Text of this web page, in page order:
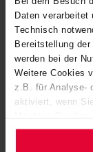
Daten verarbeitet
Technisch
Bereitstellung
werden bei der
Weitere Cookies
z.B. für Analyse-
aktiviert, wenn
Cookies
die
TI 204K
Taille